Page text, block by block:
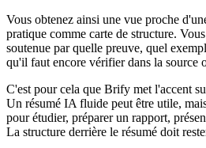
Vous obtenez ainsi une vue proche
pratique comme carte de structure.
soutenue par quelle preuve, quel
qu'il faut encore vérifier dans la source
C'est pour cela que Brify met l'accent
Un résumé IA fluide peut être utile,
pour étudier, préparer un rapport,
La structure derrière le résumé doit